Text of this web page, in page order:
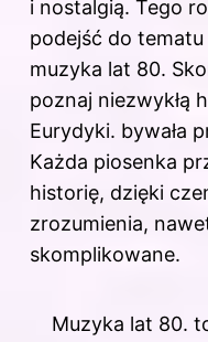
i nostalgią. Tego
podejść do tematu
muzyka lat 80.
poznaj niezwykłą
Eurydyki. bywała
Każda piosenka
historię, dzięki
zrozumienia,
skomplikowane.
Muzyka lat 80.